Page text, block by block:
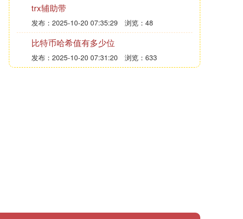
trx辅助带
发布：2025-10-20 07:35:29 浏览：48
比特币哈希值有多少位
发布：2025-10-20 07:31:20 浏览：633